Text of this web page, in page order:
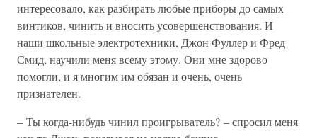
интересовало, как разбирать любые приборы до самых
винтиков, чинить и вносить усовершенствования. И
наши школьные электротехники, Джон Фуллер и Фред
Смид, научили меня всему этому. Они мне здорово
помогли, и я многим им обязан и очень, очень
признателен.
– Ты когда-нибудь чинил проигрыватель? – спросил меня